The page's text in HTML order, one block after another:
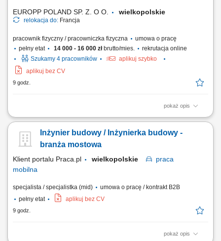
EUROPP POLAND SP. Z. O O. wielkopolskie
relokacja do: Francja
pracownik fizyczny / pracowniczka fizyczna
umowa o pracę
pełny etat
14 000 - 16 000 złbrutto/mies.
rekrutacja online
Szukamy 4 pracowników
aplikuj szybko
aplikuj bez CV
9 godz.
pokaż opis
Zadania Lakierowanie pociągów oraz wagonów osobowych w kabinie
powierzchni pod lakierowanie, w tym szlifowanie, maskowanie oraz
odtłuszczanie elementów; Dobieranie komponentów oraz samodzielne
Inżynier budowy / Inżynierka budowy -
branża mostowa
Klient portalu Praca.pl wielkopolskie
praca
mobilna
specjalista / specjalistka (mid)
umowa o pracę / kontrakt B2B
pełny etat
aplikuj bez CV
9 godz.
pokaż opis